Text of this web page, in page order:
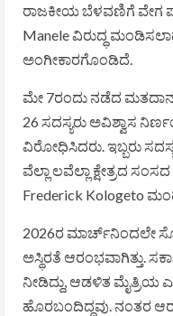
ರಾಜಕೀಯ ಬೆಳವಣಿಗೆ ವೇಗ
Maneleವಿರುದ್ಧ
ಅಂಗೀಕಾರಗೊಂಡಿದೆ.
ಮೇ 7ರಂದು ನಡೆದ
26 ಸದಸ್ಯರು ಅವಿಶ್ವಾಸ
ವಿರೋಧಿಸಿದರು. ಇಬ್ಬರು
ವೆಲ್ಲಾ ಲವೆಲ್ಲಾ ಕ್ಷೇತ್ರದ
Frederick Kologeto
2026ರ ಮಾರ್ಚ್‌ನಿಂದಲೇ
ಅಸ್ಥಿರತೆ ಆರಂಭವಾಗಿತ್ತು.
ನೀಡಿದ್ದು, ಆಡಳಿತ ಮೈತ್ರಿಯ
ಹೊರಬಂದಿದ್ದವು. ನಂತರ